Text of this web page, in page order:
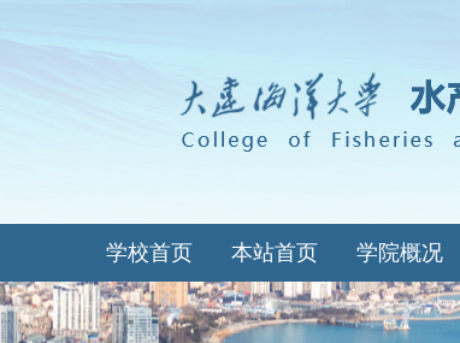
学校首页 本站首页 学院概况